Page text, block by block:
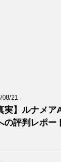
08/21
実】ルナメ
の評判レポー